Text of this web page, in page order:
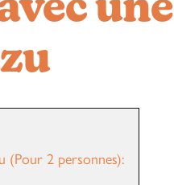
une
(Pour 2 personnes):